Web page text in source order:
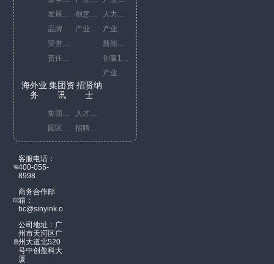
海外业
务
集团资
讯
招贤纳
士
客服电话：
400-055-
8998
商务合作邮
箱：
bc@sinyink.com
公司地址：广
州市天河区广
州大道北520
号中创盈科大
厦